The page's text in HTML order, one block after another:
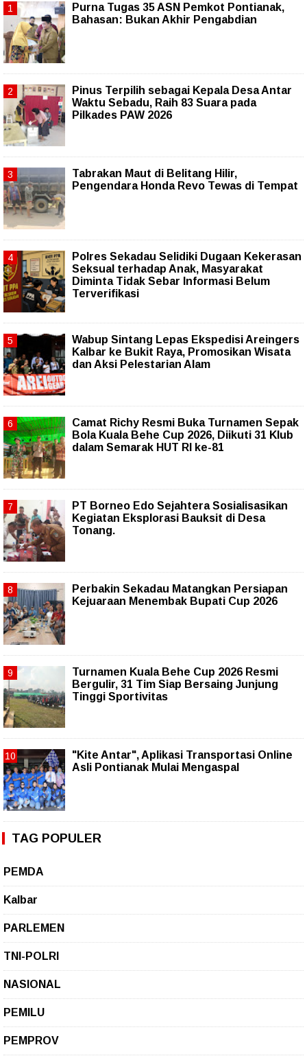
Purna Tugas 35 ASN Pemkot Pontianak,
Bahasan: Bukan Akhir Pengabdian
Pinus Terpilih sebagai Kepala Desa Antar
Waktu Sebadu, Raih 83 Suara pada
Pilkades PAW 2026
Tabrakan Maut di Belitang Hilir,
Pengendara Honda Revo Tewas di Tempat
Polres Sekadau Selidiki Dugaan Kekerasan
Seksual terhadap Anak, Masyarakat
Diminta Tidak Sebar Informasi Belum
Terverifikasi
Wabup Sintang Lepas Ekspedisi Areingers
Kalbar ke Bukit Raya, Promosikan Wisata
dan Aksi Pelestarian Alam
Camat Richy Resmi Buka Turnamen Sepak
Bola Kuala Behe Cup 2026, Diikuti 31 Klub
dalam Semarak HUT RI ke-81
PT Borneo Edo Sejahtera Sosialisasikan
Kegiatan Eksplorasi Bauksit di Desa
Tonang.
Perbakin Sekadau Matangkan Persiapan
Kejuaraan Menembak Bupati Cup 2026
Turnamen Kuala Behe Cup 2026 Resmi
Bergulir, 31 Tim Siap Bersaing Junjung
Tinggi Sportivitas
"Kite Antar", Aplikasi Transportasi Online
Asli Pontianak Mulai Mengaspal
TAG POPULER
PEMDA
Kalbar
PARLEMEN
TNI-POLRI
NASIONAL
PEMILU
PEMPROV